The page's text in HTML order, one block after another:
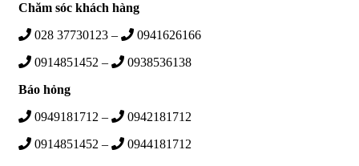
Chăm sóc khách hàng
028 37730123 –
0941626166
0914851452 –
0938536138
Báo hỏng
0949181712 –
0942181712
0914851452 –
0944181712